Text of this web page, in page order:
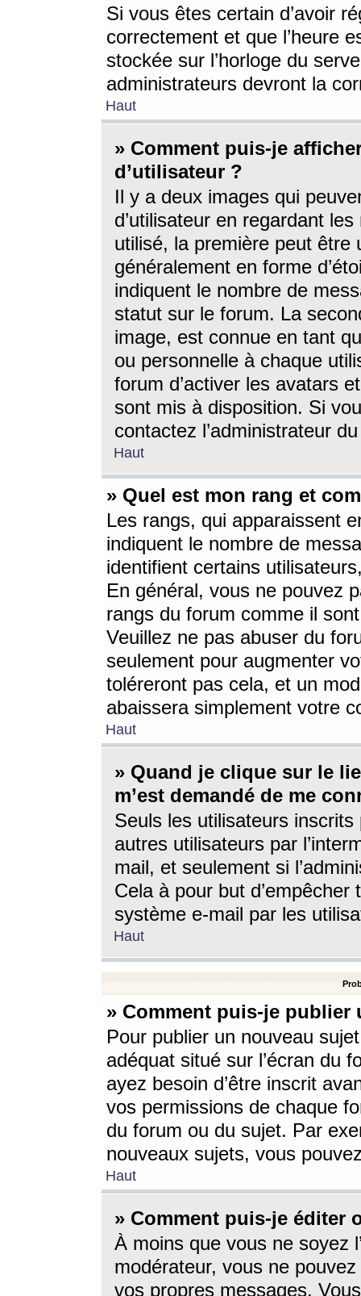
Si vous êtes certain d’avoir
correctement et que l’heure
stockée sur l’horloge du
administrateurs devront la
Haut
» Comment puis-je
d’utilisateur ?
Il y a deux images qui
d’utilisateur en regardant
utilisé, la première peut être
généralement en forme
indiquent le nombre de
statut sur le forum. La
image, est connue en tant
ou personnelle à chaque
forum d’activer les avatars
sont mis à disposition. Si
contactez l’administrateur
Haut
» Quel est mon rang et
Les rangs, qui apparaissent
indiquent le nombre de
identifient certains
En général, vous ne pouvez
rangs du forum comme il
Veuillez ne pas abuser du
seulement pour augmenter
toléreront pas cela, et un
abaissera simplement votre
Haut
» Quand je clique sur le
m’est demandé de me
Seuls les utilisateurs
autres utilisateurs par
mail, et seulement si
Cela à pour but
système e-mail par les
Haut
» Comment puis-je
Pour publier un nouveau
adéquat situé sur l’écran du
ayez besoin d’être inscrit
vos permissions de chaque
du forum ou du sujet. Par
nouveaux sujets, vous
Haut
» Comment puis-je éditer
À moins que vous ne soyez
modérateur, vous ne
vos propres messages.